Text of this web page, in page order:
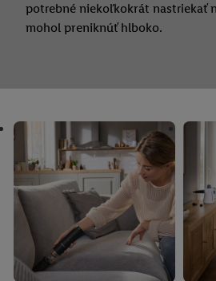
potrebné niekoľkokrát nastriekať
mohol preniknúť hlboko.